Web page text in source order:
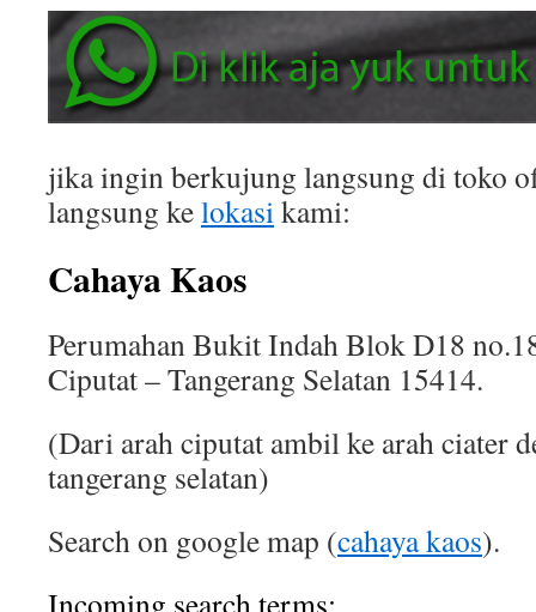
jika ingin berkujung langsung di toko
langsung kelokasi kami:
Cahaya Kaos
Perumahan Bukit Indah Blok D18
Ciputat – Tangerang Selatan 15414.
(Dari arah ciputat ambil ke arah ciater
tangerang selatan)
Search on google map (cahaya kaos).
Incoming search terms: